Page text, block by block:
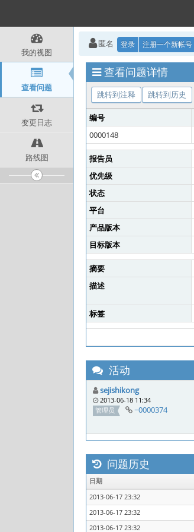
我的视图
查看问题
变更日志
路线图
匿名 登录 注册一个新帐号
查看问题详情
跳转到注释 跳转到历史
编号
0000148
报告员
优先级
状态
平台
产品版本
目标版本
摘要
描述
标签
活动
sejishikong
2013-06-18 11:34
管理员
~0000374
问题历史
日期
2013-06-17 23:32
2013-06-17 23:32
2013-06-17 23:32